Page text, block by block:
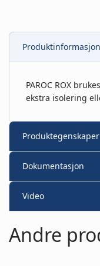
Produktinformasjon
PAROC ROX
ekstra isolering
Produktegenskaper
Dokumentasjon
Video
Andre